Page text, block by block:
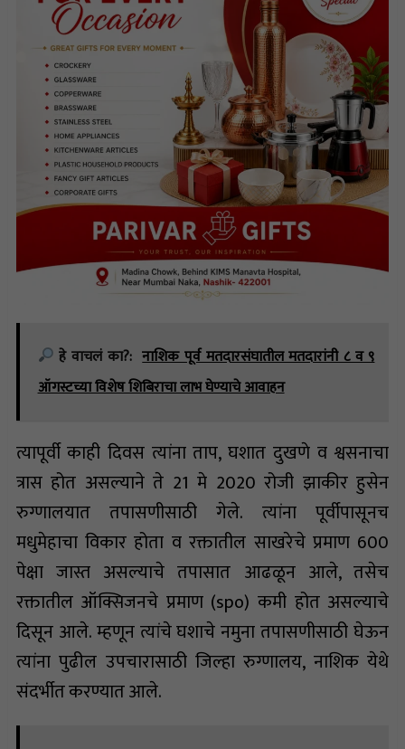
हे वाचलं का?: नाशिक पूर्व मतदारसंघातील मतदारांनी ८ व ९
ऑगस्टच्या विशेष शिबिराचा लाभ घेण्याचे आवाहन
त्यापूर्वी काही दिवस त्यांना ताप, घशात दुखणे व श्वसनाचा
त्रास होत असल्याने ते 21 मे 2020 रोजी झाकीर हुसेन
रुग्णालयात तपासणीसाठी गेले. त्यांना पूर्वीपासूनच
मधुमेहाचा विकार होता व रक्तातील साखरेचे प्रमाण 600
पेक्षा जास्त असल्याचे तपासात आढळून आले, तसेच
रक्तातील ऑक्सिजनचे प्रमाण (spo) कमी होत असल्याचे
दिसून आले. म्हणून त्यांचे घशाचे नमुना तपासणीसाठी घेऊन
त्यांना पुढील उपचारासाठी जिल्हा रुग्णालय, नाशिक येथे
संदर्भीत करण्यात आले.